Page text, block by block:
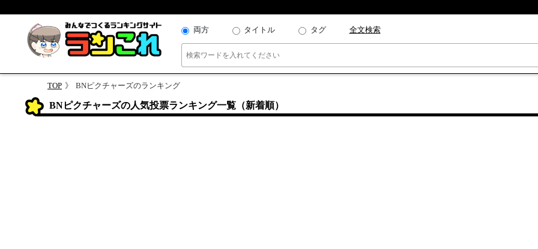
両方 タイトル タグ 全文検索
TOP BNピクチャーズのランキング
BNピクチャーズの人気投票ランキング一覧（新着順）